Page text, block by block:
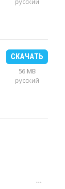
СКАЧАТЬ
56 MB
русский
···